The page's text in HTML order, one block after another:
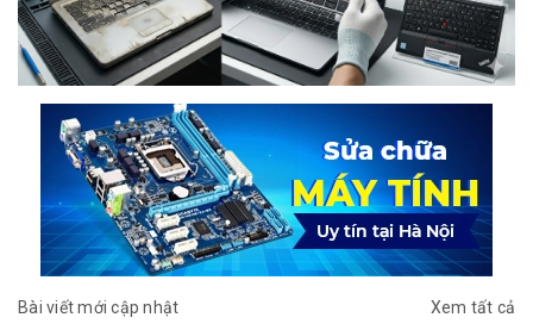
Bài viết mới cập nhật
Xem tất cả